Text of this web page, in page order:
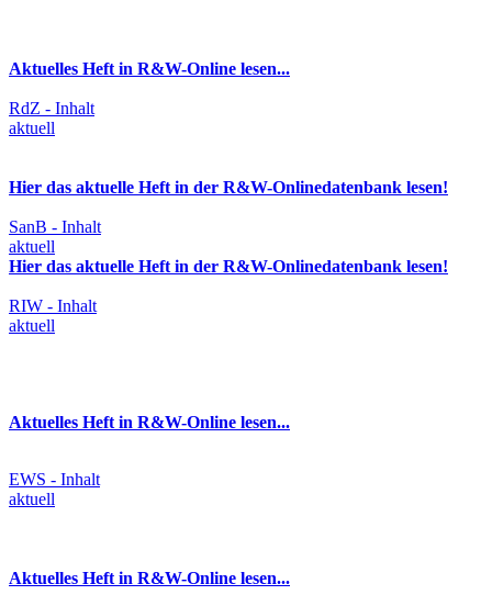
Aktuelles Heft in R&W-Online lesen...
RdZ - Inhalt
aktuell
Hier das aktuelle Heft in der R&W-Onlinedatenbank lesen!
SanB - Inhalt
aktuell
Hier das aktuelle Heft in der R&W-Onlinedatenbank lesen!
RIW - Inhalt
aktuell
Aktuelles Heft in R&W-Online lesen...
EWS - Inhalt
aktuell
Aktuelles Heft in R&W-Online lesen...